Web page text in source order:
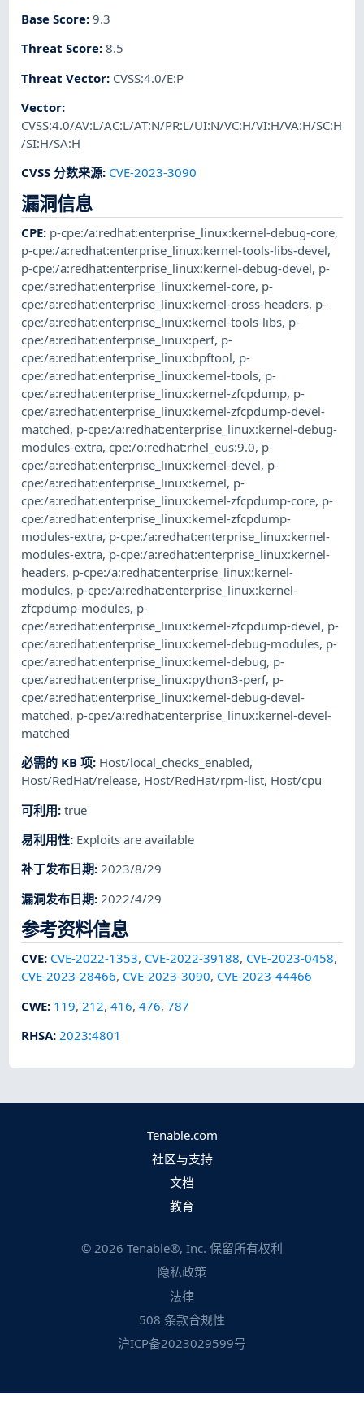
Base Score:9.3
Threat Score:8.5
Threat Vector: CVSS:4.0/E:P
Vector:
CVSS:4.0/AV:L/AC:L/AT:N/PR:L/UI:N/VC:H/VI:H/VA:H/SC:H
/SI:H/SA:H
CVSS 分数来源: CVE-2023-3090
漏洞信息
CPE: p-cpe:/a:redhat:enterprise_linux:kernel-debug-core,
p-cpe:/a:redhat:enterprise_linux:kernel-tools-libs-devel,
p-cpe:/a:redhat:enterprise_linux:kernel-debug-devel, p-
cpe:/a:redhat:enterprise_linux:kernel-core, p-
cpe:/a:redhat:enterprise_linux:kernel-cross-headers, p-
cpe:/a:redhat:enterprise_linux:kernel-tools-libs, p-
cpe:/a:redhat:enterprise_linux:perf, p-
cpe:/a:redhat:enterprise_linux:bpftool, p-
cpe:/a:redhat:enterprise_linux:kernel-tools, p-
cpe:/a:redhat:enterprise_linux:kernel-zfcpdump, p-
cpe:/a:redhat:enterprise_linux:kernel-zfcpdump-devel-
matched, p-cpe:/a:redhat:enterprise_linux:kernel-debug-
modules-extra,cpe:/o:redhat:rhel_eus:9.0, p-
cpe:/a:redhat:enterprise_linux:kernel-devel, p-
cpe:/a:redhat:enterprise_linux:kernel, p-
cpe:/a:redhat:enterprise_linux:kernel-zfcpdump-core, p-
cpe:/a:redhat:enterprise_linux:kernel-zfcpdump-
modules-extra, p-cpe:/a:redhat:enterprise_linux:kernel-
modules-extra, p-cpe:/a:redhat:enterprise_linux:kernel-
headers, p-cpe:/a:redhat:enterprise_linux:kernel-
modules, p-cpe:/a:redhat:enterprise_linux:kernel-
zfcpdump-modules, p-
cpe:/a:redhat:enterprise_linux:kernel-zfcpdump-devel, p-
cpe:/a:redhat:enterprise_linux:kernel-debug-modules, p-
cpe:/a:redhat:enterprise_linux:kernel-debug, p-
cpe:/a:redhat:enterprise_linux:python3-perf, p-
cpe:/a:redhat:enterprise_linux:kernel-debug-devel-
matched, p-cpe:/a:redhat:enterprise_linux:kernel-devel-
matched
必需的 KB 项: Host/local_checks_enabled,
Host/RedHat/release, Host/RedHat/rpm-list, Host/cpu
可利用:true
易利用性: Exploits are available
补丁发布日期:2023/8/29
漏洞发布日期: 2022/4/29
参考资料信息
CVE: CVE-2022-1353, CVE-2022-39188, CVE-2023-0458,
CVE-2023-28466, CVE-2023-3090, CVE-2023-44466
CWE: 119, 212,416,476,787
RHSA:2023:4801
Tenable.com
社区与支持
文档
教育
© 2026 Tenable®, Inc. 保留所有权利
隐私政策
法律
508 条款合规性
沪ICP备2023029599号